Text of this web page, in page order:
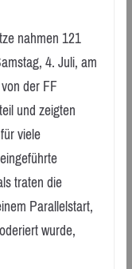
nahmen 121
4. Juli, am
der FF
und zeigten
viele
traten die
Parallelstart,
wurde,